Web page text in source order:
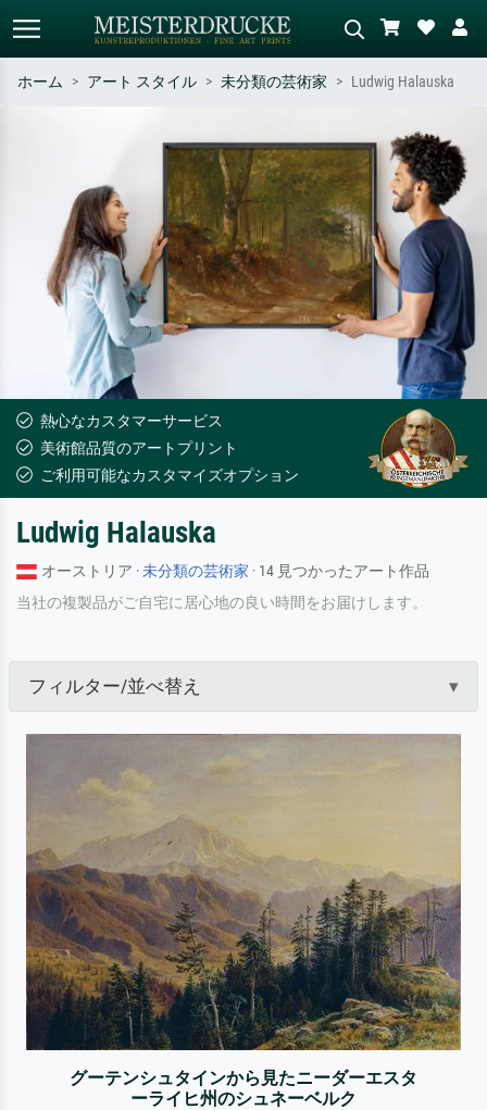
作家名・作品名・スタイルで検索
– 例：モネ、星月夜、印象派、北
斎の波、ヌード。
シーンを説明してください – 例：
緑の草原、赤の多い抽象画、暗い
油絵、木のそばの立ち姿のヌー
ド。
ホーム アート スタイル 未分類の芸術家 Ludwig Halauska
熱心なカスタマーサービス
美術館品質のアートプリント
ご利用可能なカスタマイズオプション
Ludwig Halauska
オーストリア ·未分類の芸術家 · 14 見つかったアート作品
当社の複製品がご自宅に居心地の良い時間をお届けします。
フィルター/並べ替え
グーテンシュタインから見たニーダーエスタ
ーライヒ州のシュネーベルク